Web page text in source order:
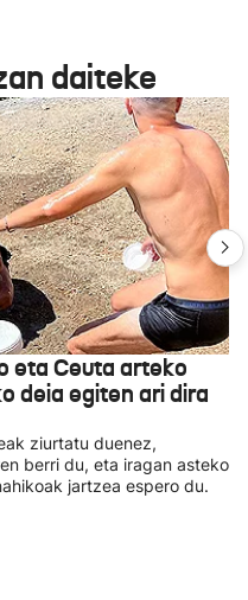
daiteke
eta Ceuta arteko
deia egiten ari dira
ziurtatu duenez,
berri du, eta iragan asteko
jartzea espero du.